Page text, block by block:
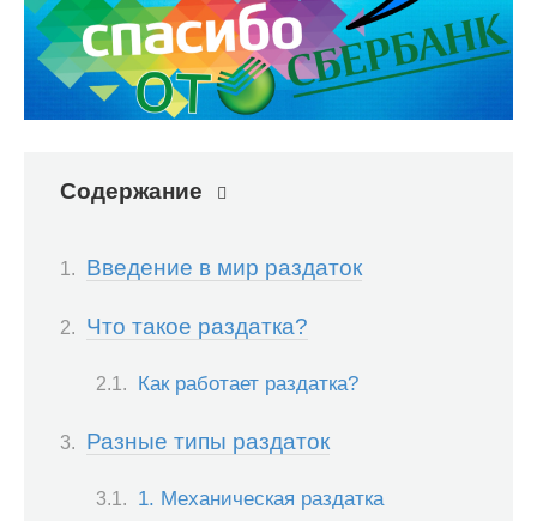
Содержание
Введение в мир раздаток
Что такое раздатка?
Как работает раздатка?
Разные типы раздаток
1. Механическая раздатка